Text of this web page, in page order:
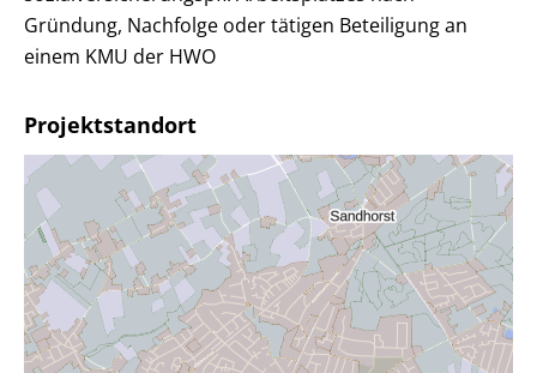
Gründung, Nachfolge oder tätigen Beteiligung an
einem KMU der HWO
Projektstandort